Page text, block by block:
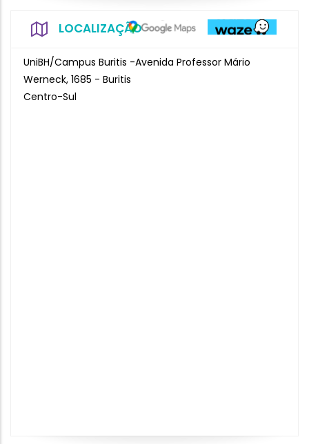
LOCALIZAÇÃO
UniBH/Campus Buritis -Avenida Professor Mário
Werneck, 1685 - Buritis
Centro-Sul